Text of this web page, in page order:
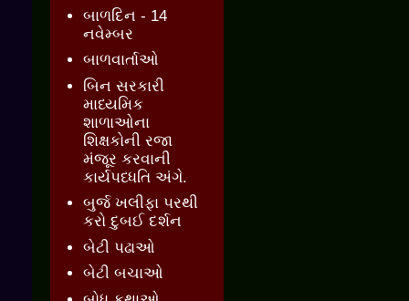
બાળદિન - 14
નવેમ્બર
બાળવાર્તાઓ
બિન સરકારી
માધ્યમિક
શાળાઓના
શિક્ષકોની રજા
મંજૂર કરવાની
કાર્યપધ્ધતિ અંગે.
બુર્જ ખલીફા પરથી
કરો દુબઈ દર્શન
બેટી પઢાઓ
બેટી બચાઓ